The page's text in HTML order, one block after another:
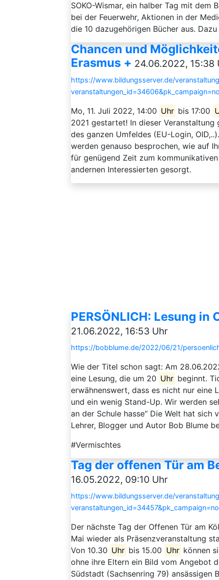
SOKO-Wismar, ein halber Tag mit dem
bei der Feuerwehr, Aktionen in der
die 10 dazugehörigen Bücher aus.
Chancen und
Erasmus + 24.06.2022, 15:38
https://www.bildungsserver.de/
Mo, 11. Juli 2022, 14:00 Uhr bis 17:00
2021 gestartet! In dieser
des ganzen Umfeldes (EU-Login,
werden genauso besprochen, wie auf
für genügend Zeit zum
andernen Interessierten gesorgt.
PERSÖNLICH: Lesung
21.06.2022, 16:53 Uhr
https://bobblume.de/2022/06/21/
Wie der Titel schon sagt: Am
eine Lesung, die um 20 Uhr beginnt.
erwähnenswert, dass es nicht nur eine
und ein wenig Stand-Up. Wir werden
an der Schule hasse“ Die Welt hat
Lehrer, Blogger und Autor Bob Blume
#Vermischtes
Tag der offenen Tür am
16.05.2022, 09:10 Uhr
https://www.bildungsserver.de/
Der nächste Tag der Offenen Tür am
Mai wieder als Präsenzveranstaltung
Von 10.30 Uhr bis 15.00 Uhr können
ohne ihre Eltern ein Bild vom Angebot
Südstadt (Sachsenring 79) ansässigen